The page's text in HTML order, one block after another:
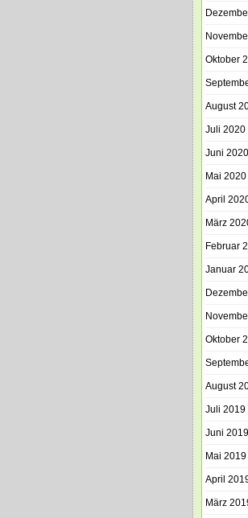
Oktober
August
Juli 2020
Juni 2020
Mai 2020
April
März
Februar
Januar
Oktober
August
Juli 2019
Juni 2019
Mai 2019
April
März